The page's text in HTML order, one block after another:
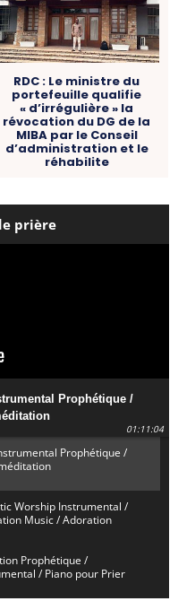
RDC : Le ministre du
portefeuille qualifie
« d’irrégulière » la
révocation du DG de la
MIBA par le Conseil
d’administration et le
réhabilite
prière
Prophétique /
01:11:04
Prophétique /
Worship Instrumental /
Music / Adoration
Prophétique /
/ Piano pour Prier